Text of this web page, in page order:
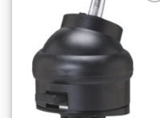
Wunschliste